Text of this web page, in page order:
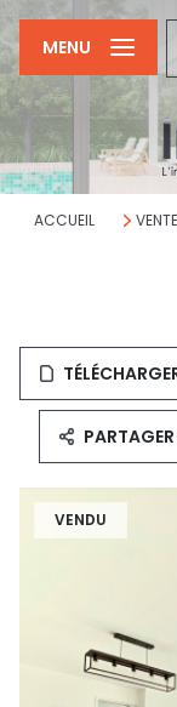
MENU
ACCUEIL VENTE
PARTAGER
VENDU